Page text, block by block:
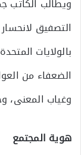
ويطالب الكاتب
التصفيق
بالولايات
الضعفاء من
وغياب المعنى،
هوية المجتمع